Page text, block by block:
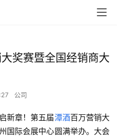
奖赛暨全国经销商大
公司
新章！第五届潭酒百万营销大
国际会展中心圆满举办。大会